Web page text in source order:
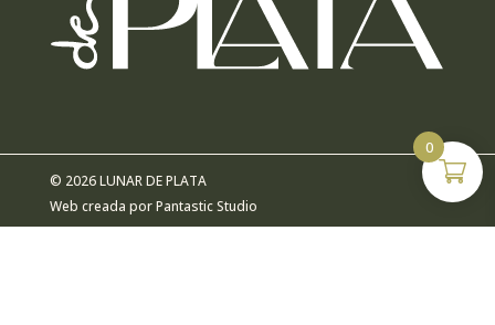
© 2026 LUNAR DE PLATA
Web creada porPantastic Studio
0